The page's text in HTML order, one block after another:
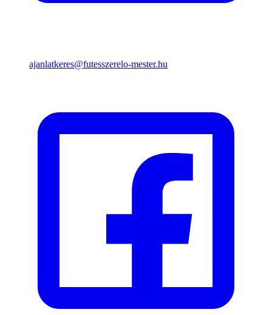
ajanlatkeres@futesszerelo-mester.hu